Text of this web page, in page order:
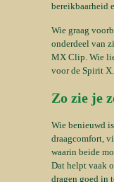
bereikbaarheid
Wie graag
onderdeel van
MX Clip. Wie
voor de Spirit X.
Zo zie je
Wie benieuwd
draagcomfort,
waarin beide
Dat helpt vaak
dragen goed in